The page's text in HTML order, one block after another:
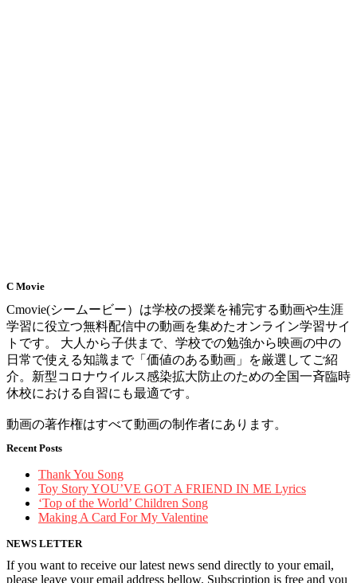
C Movie
Cmovie(シームービー）は学校の授業を補完する動画や生涯
学習に役立つ無料配信中の動画を集めたオンライン学習サイ
トです。 大人から子供まで、学校での勉強から映画の中の
日常で使える知識まで「価値のある動画」を厳選してご紹
介。新型コロナウイルス感染拡大防止のための全国一斉臨時
休校における自習にも最適です。
動画の著作権はすべて動画の制作者にあります。
Recent Posts
Thank You Song
Toy Story YOU’VE GOT A FRIEND IN ME Lyrics
‘Top of the World’ Children Song
Making A Card For My Valentine
NEWS LETTER
If you want to receive our latest news send directly to your email,
please leave your email address bellow. Subscription is free and you